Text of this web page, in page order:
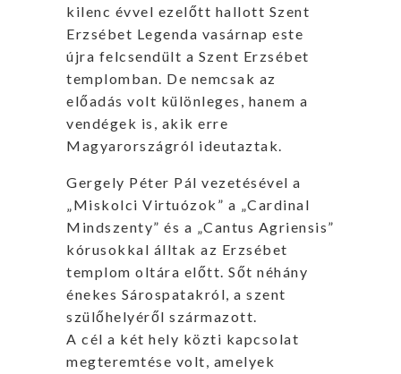
kilenc évvel ezelőtt hallott Szent
Erzsébet Legenda vasárnap este
újra felcsendült a Szent Erzsébet
templomban. De nemcsak az
előadás volt különleges, hanem a
vendégek is, akik erre
Magyarországról ideutaztak.
Gergely Péter Pál vezetésével a
„Miskolci Virtuózok” a „Cardinal
Mindszenty” és a „Cantus Agriensis”
kórusokkal álltak az Erzsébet
templom oltára előtt. Sőt néhány
énekes Sárospatakról, a szent
szülőhelyéről származott.
A cél a két hely közti kapcsolat
megteremtése volt, amelyek